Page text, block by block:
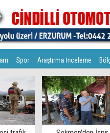
Spor Araştırma İnceleme